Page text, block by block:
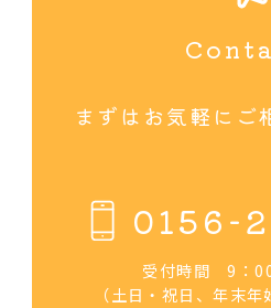
まずはお気軽にご
0156-
受付時間 9：
（土日・祝日、年末年